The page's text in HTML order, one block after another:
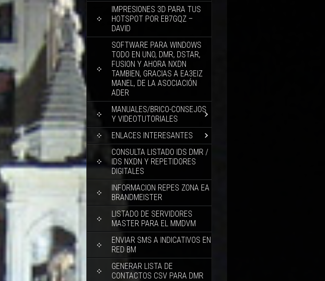
IMPRESIONES 3D PARA TUS
HOTSPOT POR EB7GQZ –
DAVID
SOFTWARE PARA WINDOWS
TODO EN UNO, DMR, DSTAR,
FUSION Y AHORA NXDN
TAMBIEN, GRACIAS A EA3EIZ
MANEL, DE LA ASOCIACIÓN
ADER
MANUALES/BRICO-CONSEJOS
Y VIDEOTUTORIALES
ENLACES INTERESANTES
CONSULTA LISTADO IDS DMR /
IDS NXDN Y REPETIDORES
DIGITALES
INFORMACION REPES ZONA EA
BRANDMEISTER
LISTADO DE SERVIDORES
MASTER PARA EL MMDVM
ENVIAR SMS A INDICATIVOS EN
RED BM
GENERAR LISTA DE
CONTACTOS CSV PARA DMR